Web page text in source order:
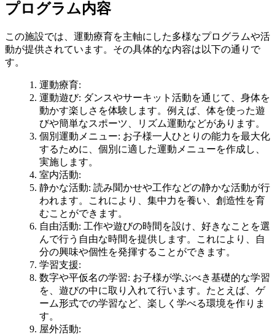
プログラム内容
この施設では、運動療育を主軸にした多様なプログラムや活
動が提供されています。その具体的な内容は以下の通りで
す。
運動療育:
運動遊び: ダンスやサーキット活動を通じて、身体を
動かす楽しさを体験します。例えば、体を使った遊
びや簡単なスポーツ、リズム運動などがあります。
個別運動メニュー: お子様一人ひとりの能力を最大化
するために、個別に適した運動メニューを作成し、
実施します。
室内活動:
静かな活動: 読み聞かせや工作などの静かな活動が行
われます。これにより、集中力を養い、創造性を育
むことができます。
自由活動: 工作や遊びの時間を設け、好きなことを選
んで行う自由な時間を提供します。これにより、自
分の興味や個性を発揮することができます。
学習支援:
数字や平仮名の学習: お子様が学ぶべき基礎的な学習
を、遊びの中に取り入れて行います。たとえば、ゲ
ーム形式での学習など、楽しく学べる環境を作りま
す。
屋外活動: